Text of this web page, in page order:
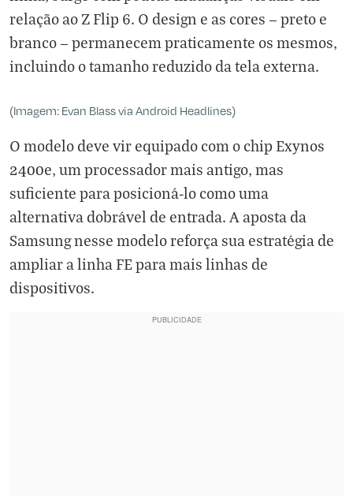
relação ao Z Flip 6. O design e as cores — preto e
branco — permanecem praticamente os mesmos,
incluindo o tamanho reduzido da tela externa.
(Imagem: Evan Blass via Android Headlines)
O modelo deve vir equipado com o chip Exynos
2400e, um processador mais antigo, mas
suficiente para posicioná-lo como uma
alternativa dobrável de entrada. A aposta da
Samsung nesse modelo reforça sua estratégia de
ampliar a linha FE para mais linhas de
dispositivos.